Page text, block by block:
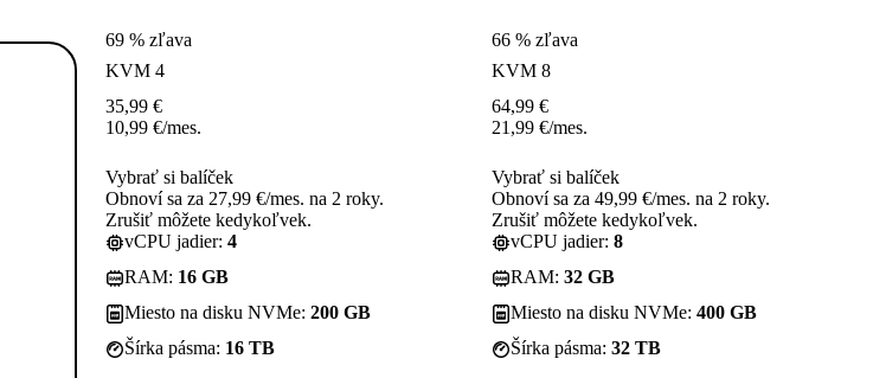
69 % zľava
KVM 4
35,99 €
10,99 €/mes.
Vybrať si balíček
Obnoví sa za 27,99 €/mes. na 2 roky.
Zrušiť môžete kedykoľvek.
vCPU jadier: 4
RAM: 16 GB
Miesto na disku NVMe: 200 GB
Šírka pásma: 16 TB
66 % zľava
KVM 8
64,99 €
21,99 €/mes.
Vybrať si balíček
Obnoví sa za 49,99 €/mes. na 2 roky.
Zrušiť môžete kedykoľvek.
vCPU jadier: 8
RAM: 32 GB
Miesto na disku NVMe: 400 GB
Šírka pásma: 32 TB